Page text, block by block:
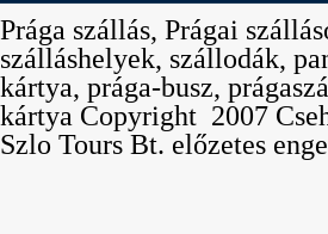
Prága szállás, Prágai
szálláshelyek, szállodák,
kártya, prága-busz,
kártya Copyright  2007
Szlo Tours Bt. előzetes